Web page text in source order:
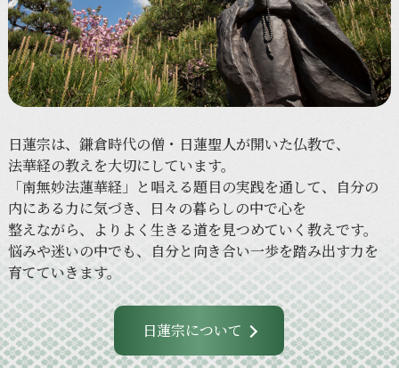
日蓮宗は、 鎌倉時代の僧・日蓮聖人が開いた仏教で、
法華経の教えを大切にしています。
「南無妙法蓮華経」と唱える題目の実践を通して、
自分の
内にある力に気づき、 日々の暮らしの中で心を
整えながら、
より よく 生きる道を見つめていく 教えです。
悩みや迷いの中でも、 自分と向き合い一歩を踏み出す力を
育てていきます。
日蓮宗について